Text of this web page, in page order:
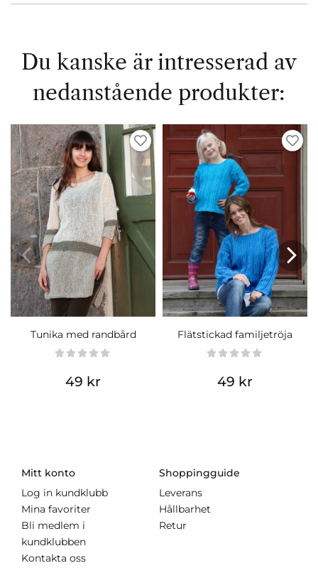
Du kanske är intresserad av
nedanstående produkter:
Tunika med randbård
49 kr
Flätstickad familjetröja
49 kr
Mitt konto
Log in kundklubb
Mina favoriter
Bli medlem i
kundklubben
Kontakta oss
Shoppingguide
Leverans
Hållbarhet
Retur